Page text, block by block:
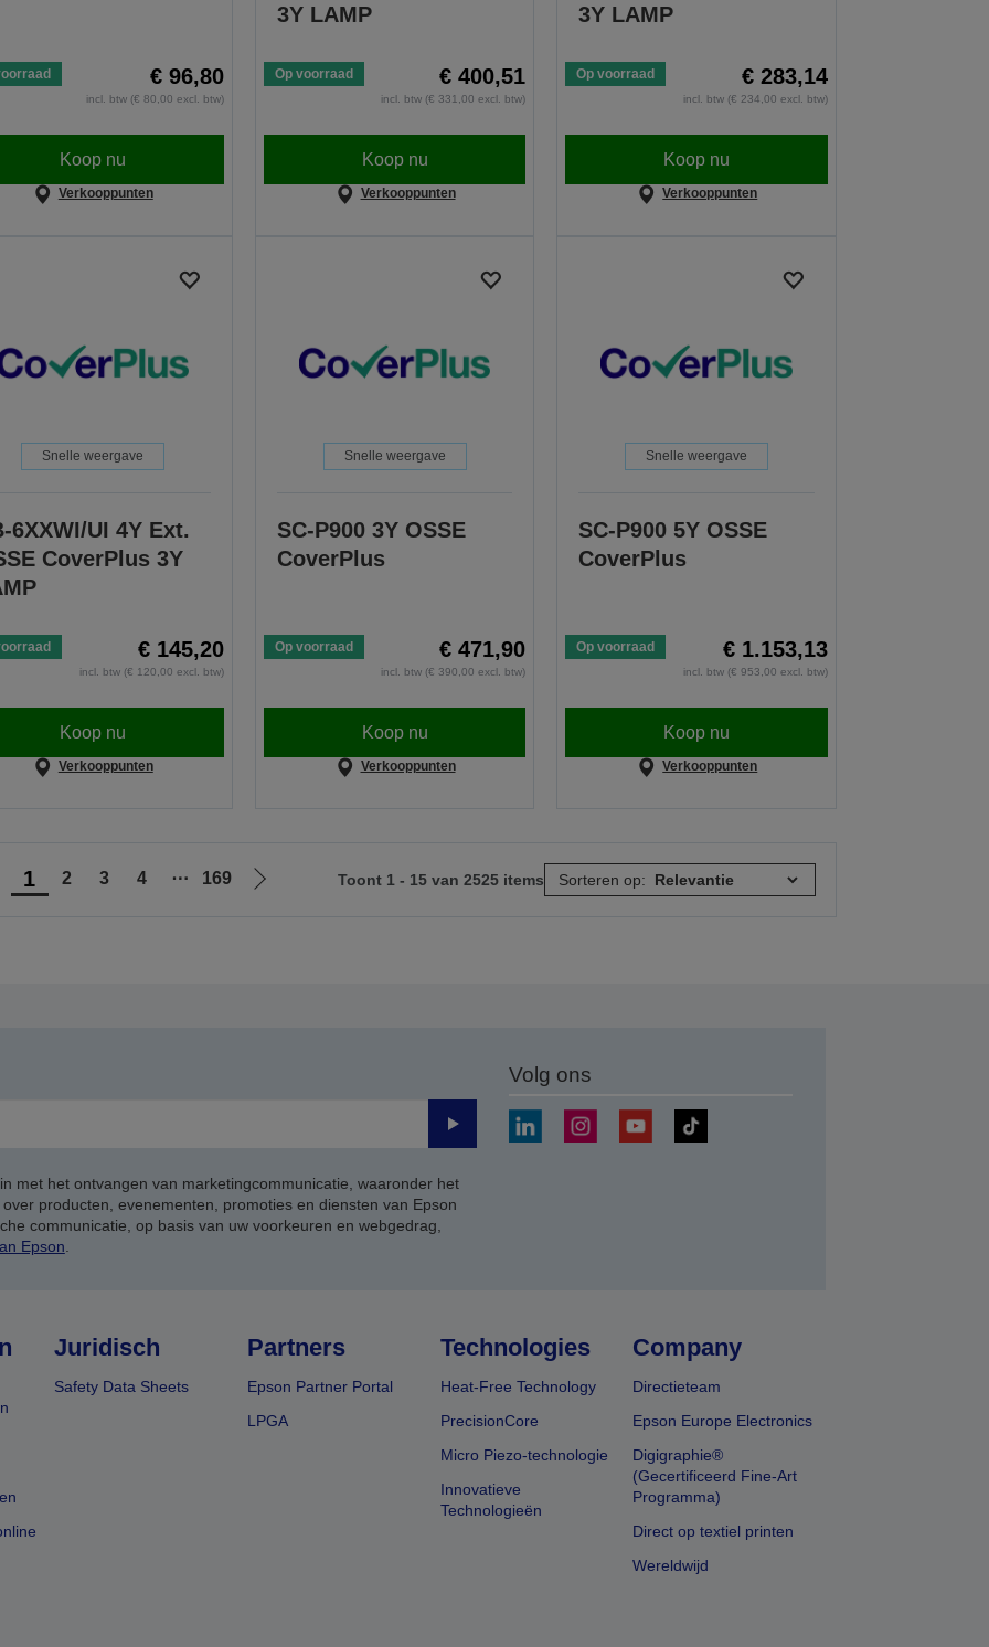
€ 96,80
incl. btw (€ 80,00 excl. btw)
Koop nu
Verkooppunten
3Y LAMP
Op voorraad € 400,51
incl. btw (€ 331,00 excl. btw)
Koop nu
Verkooppunten
3Y LAMP
Op voorraad € 283,14
incl. btw (€ 234,00 excl. btw)
Koop nu
Verkooppunten
Snelle weergave
6XXWI/UI 4Y Ext.
CoverPlus 3Y
€ 145,20
incl. btw (€ 120,00 excl. btw)
Koop nu
Verkooppunten
Snelle weergave
SC-P900 3Y OSSE
CoverPlus
Op voorraad € 471,90
incl. btw (€ 390,00 excl. btw)
Koop nu
Verkooppunten
Snelle weergave
SC-P900 5Y OSSE
CoverPlus
Op voorraad € 1.153,13
incl. btw (€ 953,00 excl. btw)
Koop nu
Verkooppunten
1 2 3 4 ⋯ 169
Ga
Toont 1 - 15 van 2525 items Sorteren op:
Verzenden
met het ontvangen van marketingcommunicatie, waaronder het
producten, evenementen, promoties en diensten van Epson
communicatie, op basis van uw voorkeuren en webgedrag,
Epson.
Volg ons
Juridisch
Safety Data Sheets
Partners
Epson Partner Portal
LPGA
Technologies
Heat-Free Technology
PrecisionCore
Micro Piezo-technologie
Innovatieve
Technologieën
Company
Directieteam
Epson Europe Electronics
Digigraphie®
(Gecertificeerd Fine-Art
Programma)
Direct op textiel printen
Wereldwijd